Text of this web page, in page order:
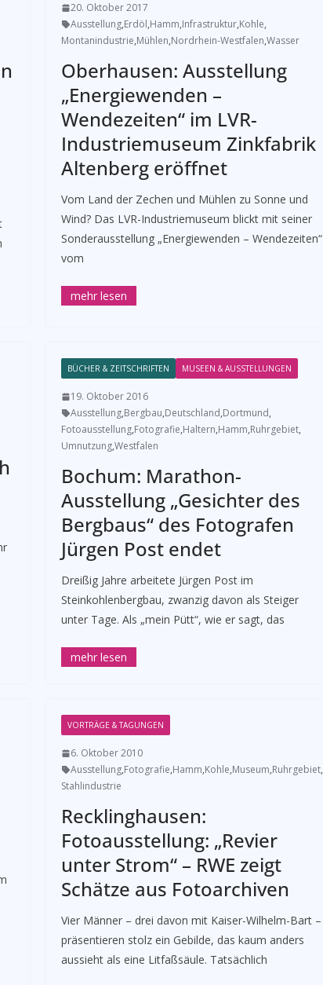
20. Oktober 2017
Ausstellung,Erdöl,Hamm,Infrastruktur,Kohle,
Montanindustrie,Mühlen,Nordrhein-Westfalen,Wasser
Oberhausen: Ausstellung
„Energiewenden –
Wendezeiten“ im LVR-
Industriemuseum Zinkfabrik
Altenberg eröffnet
Vom Land der Zechen und Mühlen zu Sonne und
Wind? Das LVR-Industriemuseum blickt mit seiner
Sonderausstellung „Energiewenden – Wendezeiten“
vom
BÜCHER & ZEITSCHRIFTEN MUSEEN & AUSSTELLUNGEN
19. Oktober 2016
Ausstellung,Bergbau,Deutschland,Dortmund,
Fotoausstellung,Fotografie,Haltern,Hamm,Ruhrgebiet,
Umnutzung,Westfalen
Bochum: Marathon-
Ausstellung „Gesichter des
Bergbaus“ des Fotografen
Jürgen Post endet
Dreißig Jahre arbeitete Jürgen Post im
Steinkohlenbergbau, zwanzig davon als Steiger
unter Tage. Als „mein Pütt“, wie er sagt, das
VORTRÄGE & TAGUNGEN
6. Oktober 2010
Ausstellung,Fotografie,Hamm,Kohle,Museum,Ruhrgebiet,
Stahlindustrie
Recklinghausen:
Fotoausstellung: „Revier
unter Strom“ – RWE zeigt
Schätze aus Fotoarchiven
­Vier Männer – drei davon mit Kaiser-Wilhelm-Bart –
präsentieren stolz ein Gebilde, das kaum anders
aussieht als eine Litfaßsäule. Tatsächlich